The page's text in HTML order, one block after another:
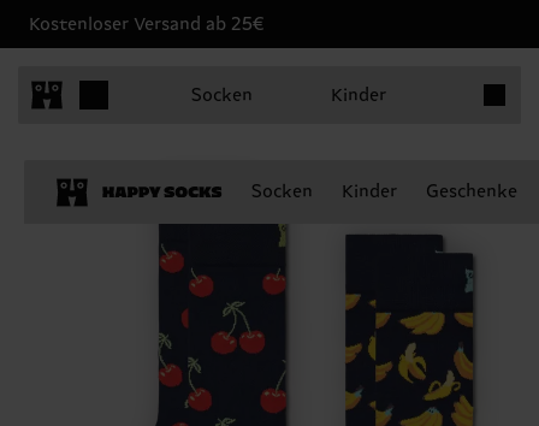
Kostenloser Versand ab 25€
Socken Kinder
Socken Kinder Geschenke